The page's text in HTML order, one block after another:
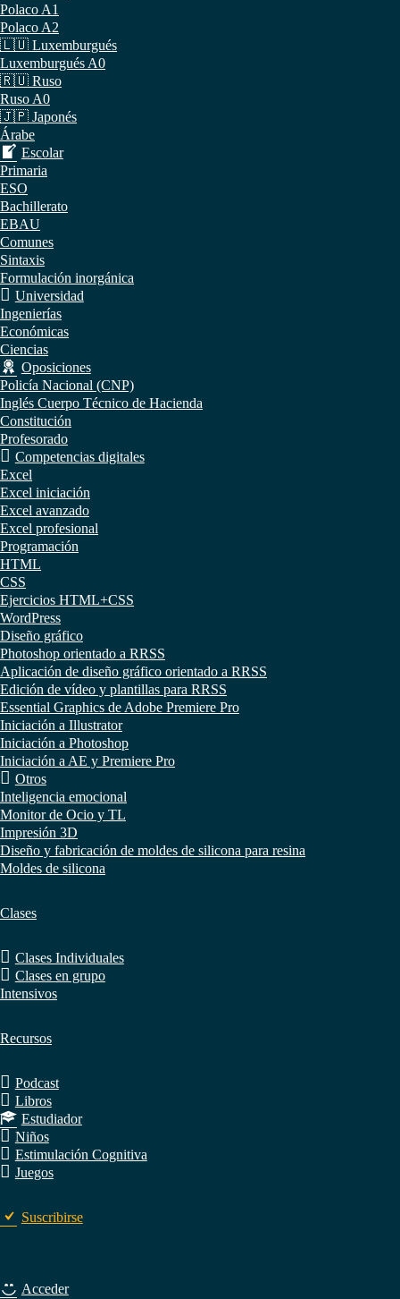
Polaco A1
Polaco A2
🇱🇺 Luxemburgués
Luxemburgués A0
🇷🇺 Ruso
Ruso A0
🇯🇵 Japonés
Árabe
Escolar
Primaria
ESO
Bachillerato
EBAU
Comunes
Sintaxis
Formulación inorgánica
Universidad
Ingenierías
Económicas
Ciencias
Oposiciones
Policía Nacional (CNP)
Inglés Cuerpo Técnico de Hacienda
Constitución
Profesorado
Competencias digitales
Excel
Excel iniciación
Excel avanzado
Excel profesional
Programación
HTML
CSS
Ejercicios HTML+CSS
WordPress
Diseño gráfico
Photoshop orientado a RRSS
Aplicación de diseño gráfico orientado a RRSS
Edición de vídeo y plantillas para RRSS
Essential Graphics de Adobe Premiere Pro
Iniciación a Illustrator
Iniciación a Photoshop
Iniciación a AE y Premiere Pro
Otros
Inteligencia emocional
Monitor de Ocio y TL
Impresión 3D
Diseño y fabricación de moldes de silicona para resina
Moldes de silicona
Clases
Clases Individuales
Clases en grupo
Intensivos
Recursos
Podcast
Libros
Estudiador
Niños
Estimulación Cognitiva
Juegos
Suscribirse
Acceder